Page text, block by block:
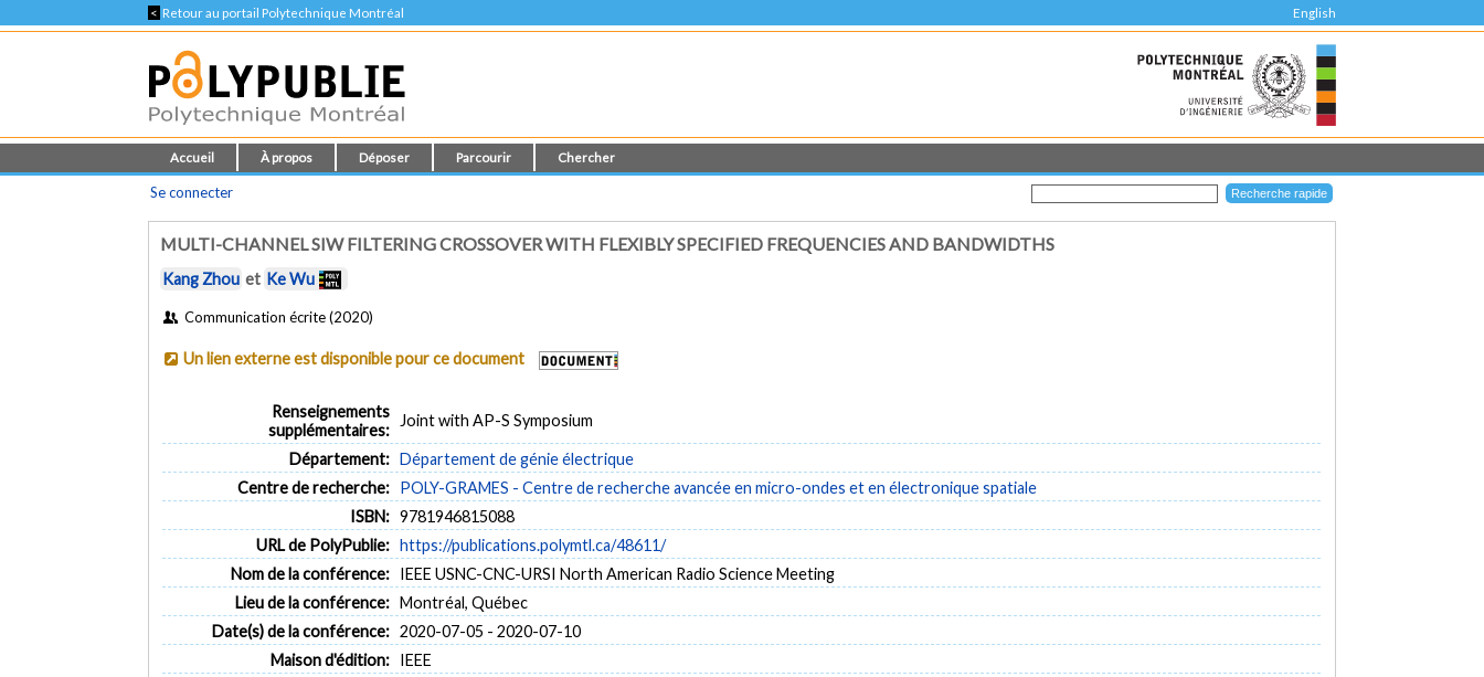
< Retour au portail Polytechnique Montréal English
Accueil À propos Déposer Parcourir Chercher
Se connecter
MULTI-CHANNEL SIW FILTERING CROSSOVER WITH FLEXIBLY SPECIFIED FREQUENCIES AND BANDWIDTHS
Kang Zhou et Ke Wu
Communication écrite (2020)
Un lien externe est disponible pour ce document
Renseignements
supplémentaires:
Joint with AP-S Symposium
Département: Département de génie électrique
Centre de recherche: POLY-GRAMES - Centre de recherche avancée en micro-ondes et en électronique spatiale
ISBN: 9781946815088
URL de PolyPublie: https://publications.polymtl.ca/48611/
Nom de la conférence: IEEE USNC-CNC-URSI North American Radio Science Meeting
Lieu de la conférence: Montréal, Québec
Date(s) de la conférence: 2020-07-05 - 2020-07-10
Maison d'édition: IEEE